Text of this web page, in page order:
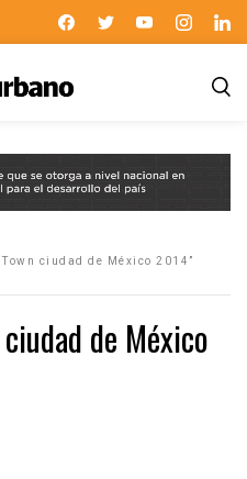
ciudad de México 2014”
de México